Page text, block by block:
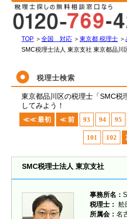
TOP ＞全国 対応 ＞東京都 税理士 ＞
SMC税理士法人 東京支社 東京都品川
税理士検索
東京都品川区の税理士「SMC税
してみよう！
≪≪ 最初 ≪ 前 93 94 95
101 102
SMC税理士法人 東京支社
事務所名：
税理士： 舩
所属会： 名